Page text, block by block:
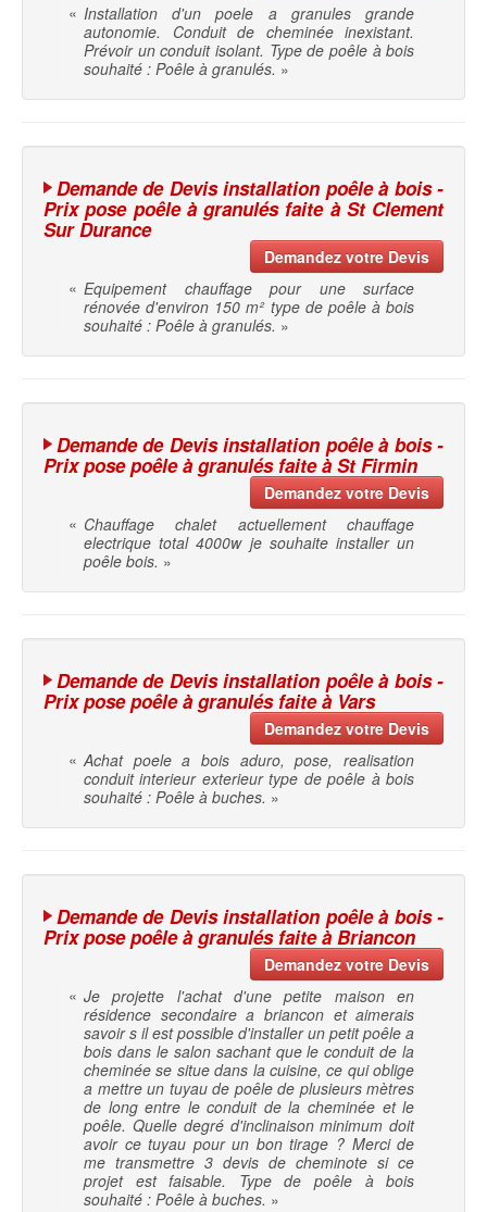
« Installation d'un poele a granules grande
autonomie. Conduit de cheminée inexistant.
Prévoir un conduit isolant. Type de poêle à bois
souhaité : Poêle à granulés. »
Demande de Devis installation poêle à bois -
Prix pose poêle à granulés faite à St Clement
Sur Durance
Demandez votre Devis
« Equipement chauffage pour une surface
rénovée d'environ 150 m² type de poêle à bois
souhaité : Poêle à granulés. »
Demande de Devis installation poêle à bois -
Prix pose poêle à granulés faite à St Firmin
Demandez votre Devis
« Chauffage chalet actuellement chauffage
electrique total 4000w je souhaite installer un
poêle bois. »
Demande de Devis installation poêle à bois -
Prix pose poêle à granulés faite à Vars
Demandez votre Devis
« Achat poele a bois aduro, pose, realisation
conduit interieur exterieur type de poêle à bois
souhaité : Poêle à buches. »
Demande de Devis installation poêle à bois -
Prix pose poêle à granulés faite à Briancon
Demandez votre Devis
« Je projette l'achat d'une petite maison en
résidence secondaire a briancon et aimerais
savoir s il est possible d'installer un petit poêle a
bois dans le salon sachant que le conduit de la
cheminée se situe dans la cuisine, ce qui oblige
a mettre un tuyau de poêle de plusieurs mètres
de long entre le conduit de la cheminée et le
poêle. Quelle degré d'inclinaison minimum doit
avoir ce tuyau pour un bon tirage ? Merci de
me transmettre 3 devis de cheminote si ce
projet est faisable. Type de poêle à bois
souhaité : Poêle à buches. »